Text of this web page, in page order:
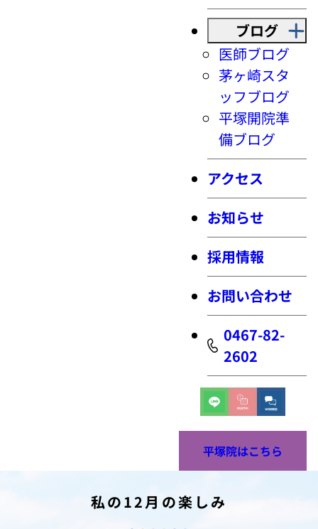
ブログ
医師ブログ
茅ヶ崎スタ
ッフブログ
平塚開院準
備ブログ
アクセス
お知らせ
採用情報
お問い合わせ
0467-82-
2602
平塚院はこちら
私の12月の楽しみ